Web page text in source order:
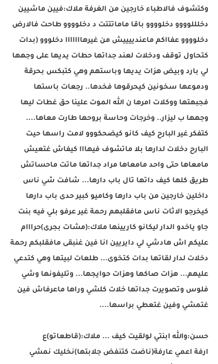
وكتشوف فالاطباء خارجين من الغرفة ملاك:فيين ماشيين
دخلللوووو دخلوووو باقا ماماتتتت د دخلوووو طاحت فالارض
دخلوووو عفااكم ماعندييييش من غيرهااااااا دخلووو (بدات
كتحاول توقف ودخلات لعند جداتها حطات يديها على وجهها
لي بارد وبيض هزات يديها وباستهم وهي كتبكس بحرقة
ودموعها سخونين كيحرقوها فخدها.. رجعات باستها
فجبهتها ووكلات امرها ن الله الموت علينا حق غطات ليها
وجهها ب ليزار.. وخرجات وحاسة بروحها طارت معاها....
كتفكر غير البارح كيف كانو كيضحكووو لامت راسها حيت
البارح دخلات لدارها بلا ماتشوف فيهااا كيفاش غتعيش
مامعاها حتى واحد مامعاها مراد جداتها ماتت ماحساتش
طريق كلها كيف داتها تال باب دارها... شافت شي ناس
داخلين خارجين من باب دارها وكاميو كبير حدى باب دارها
كيخرجو الاثات ناس مافقلبهم رحمة غير عرفو بلي فيه بنت
جاو ياخدو الدار ليكانو كاريينها ملاك:(مشات بجرى)حرااام
عليكم اش هادشي لي دايريين انا فين غنبقى مافقلبكم رحمة
دخلات لدار لقاتها بدات كتخوى... طلعات لبيتها وهي كتدعي
عليهم... هزات صاكها وهزات حوايجها... وتليفونها وشي
فلوس وتصويرت جداتها خلات كلشي وراها ماعرفاش فين
غتمشي وفين غتعطي براسها....
حسن:والله ابنتي لولقيت كيف ... ملاك:(قاطعاتو)ع
ارفة اعمي عارفة(ناضت كتنفض جلابتها)نخليك نمشي